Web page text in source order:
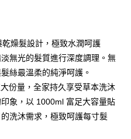
數、繳款截止日，確認付款後即完
依後續交易確認頁面所載為準。
或遇審核未通過，訂單將自動取
分期」於每月結算日後寄送繳費提
商條碼／台灣大直營門市／銀行轉
繳費。
款」的支付方式。 讓您購物簡單
不需儲值。
即可結帳。
後，將跳轉至「AFTEE先享後付」
即可完成結帳。
知簡訊。
簡訊中的連結，可透過四大超商／
運費
運費
燥髮設計，極致水潤呵護
無光的髮質進行深度調理。無
絲最溫柔的純淨呵護。
份量，全家持久享受草本洗沐
象，以 1000ml 富足大容量貼
洗沐需求，極致呵護每寸髮